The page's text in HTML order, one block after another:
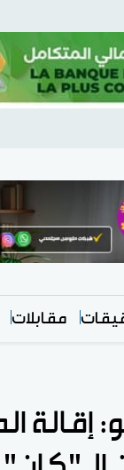
مقابلات
إقالة